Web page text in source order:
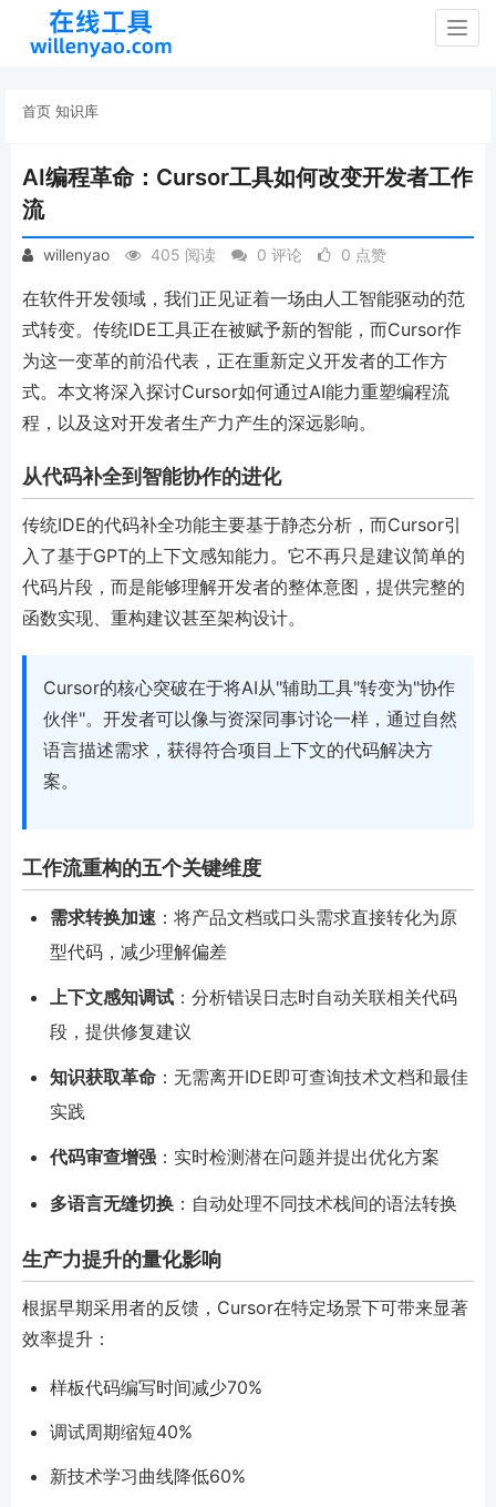
首页 知识库
AI编程革命：Cursor工具如何改变开发者工作
流
willenyao 405 阅读 0 评论 0 点赞
在软件开发领域，我们正见证着一场由人工智能驱动的范
式转变。传统IDE工具正在被赋予新的智能，而Cursor作
为这一变革的前沿代表，正在重新定义开发者的工作方
式。本文将深入探讨Cursor如何通过AI能力重塑编程流
程，以及这对开发者生产力产生的深远影响。
从代码补全到智能协作的进化
传统IDE的代码补全功能主要基于静态分析，而Cursor引
入了基于GPT的上下文感知能力。它不再只是建议简单的
代码片段，而是能够理解开发者的整体意图，提供完整的
函数实现、重构建议甚至架构设计。
Cursor的核心突破在于将AI从"辅助工具"转变为"协作
伙伴"。开发者可以像与资深同事讨论一样，通过自然
语言描述需求，获得符合项目上下文的代码解决方
案。
工作流重构的五个关键维度
需求转换加速 ：将产品文档或口头需求直接转化为原
型代码，减少理解偏差
上下文感知调试 ：分析错误日志时自动关联相关代码
段，提供修复建议
知识获取革命 ：无需离开IDE即可查询技术文档和最佳
实践
代码审查增强 ：实时检测潜在问题并提出优化方案
多语言无缝切换 ：自动处理不同技术栈间的语法转换
生产力提升的量化影响
根据早期采用者的反馈，Cursor在特定场景下可带来显著
效率提升：
样板代码编写时间减少70%
调试周期缩短40%
新技术学习曲线降低60%